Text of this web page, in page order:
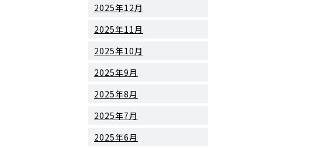
2025年12月
2025年11月
2025年10月
2025年9月
2025年8月
2025年7月
2025年6月